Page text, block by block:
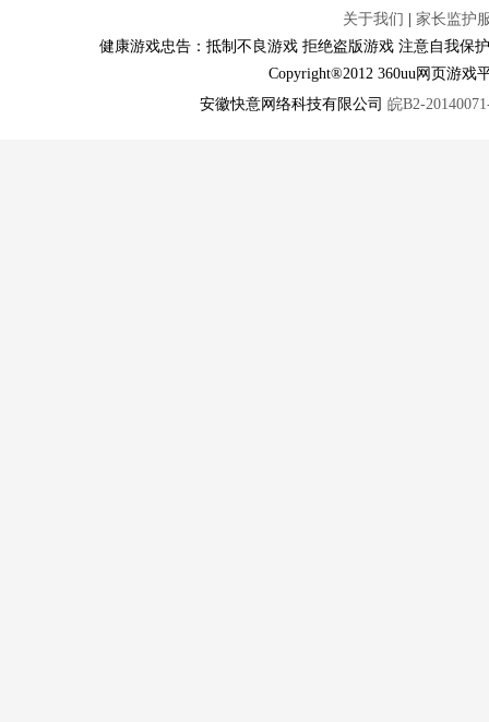
关于我们
家长监护
健康游戏忠告：抵制不良游戏 拒绝盗版游戏 注意自我保
Copyright®2012 360uu网页游
安徽快意网络科技有限公司 皖B2-